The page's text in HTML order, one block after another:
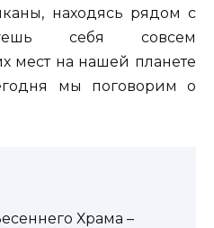
находясь рядом с
себя совсем
мест на нашей планете
мы поговорим о
Храма –